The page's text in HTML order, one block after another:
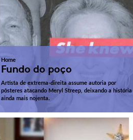
Home
Fundo do poço
Artista de extrema-direita assume autoria por
pôsteres atacando Meryl Streep, deixando a história
ainda mais nojenta.